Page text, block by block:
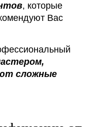
, которые
Вас
сложные